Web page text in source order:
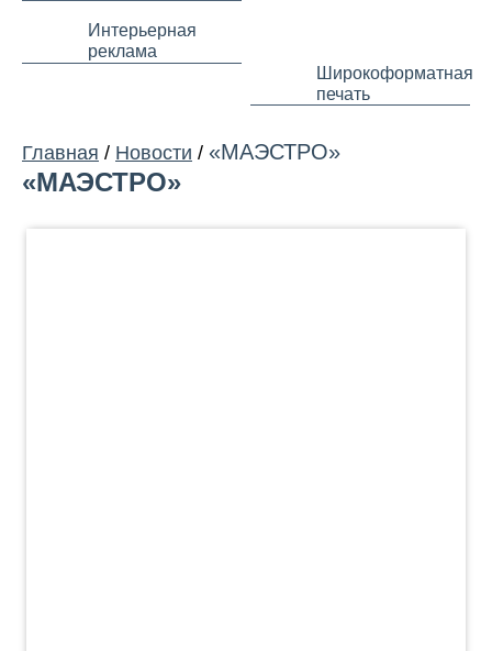
Интерьерная
реклама
Широкоформатная
печать
Главная / Новости / «МАЭСТРО»
«МАЭСТРО»